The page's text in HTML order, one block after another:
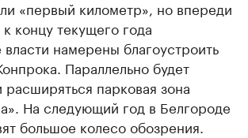
«первый километр», но впереди
концу текущего года
намерены благоустроить
Параллельно будет
расширяться парковая зона
На следующий год в Белгороде
большое колесо обозрения.